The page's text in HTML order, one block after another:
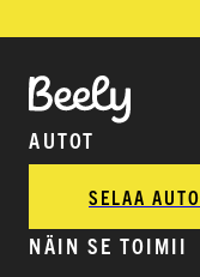
AUTOT
SELAA
NÄIN SE TOIMII